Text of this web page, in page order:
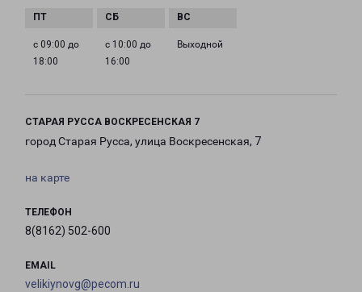
с 09:00 до
18:00
с 10:00 до
16:00
Выходной
СТАРАЯ РУССА ВОСКРЕСЕНСКАЯ 7
город Старая Русса, улица Воскресенская, 7
на карте
ТЕЛЕФОН
8(8162) 502-600
EMAIL
velikiynovg@pecom.ru